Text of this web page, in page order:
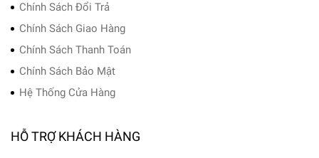
Chính Sách Đổi Trả
Chính Sách Giao Hàng
Chính Sách Thanh Toán
Chính Sách Bảo Mật
Hệ Thống Cửa Hàng
HỖ TRỢ KHÁCH HÀNG